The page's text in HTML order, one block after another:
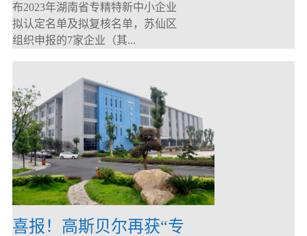
布2023年湖南省专精特新中小企业
拟认定名单及拟复核名单，苏仙区
组织申报的7家企业（其...
喜报！高斯贝尔再获“专